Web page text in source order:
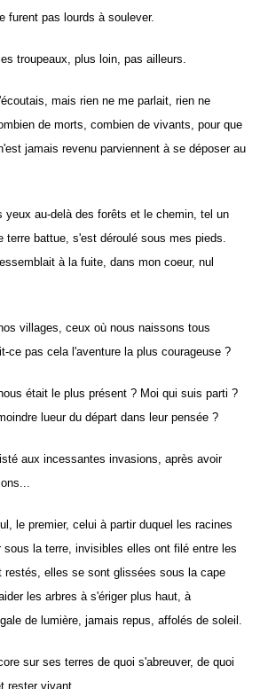
furent pas lourds à soulever.
troupeaux, plus loin, pas ailleurs.
mais rien ne me parlait, rien ne
de morts, combien de vivants, pour que
jamais revenu parviennent à se déposer au
yeux au-delà des forêts et le chemin, tel un
terre battue, s'est déroulé sous mes pieds.
à la fuite, dans mon coeur, nul
villages, ceux où nous naissons tous
ce pas cela l'aventure la plus courageuse ?
était le plus présent ? Moi qui suis parti ?
lueur du départ dans leur pensée ?
aux incessantes invasions, après avoir
le premier, celui à partir duquel les racines
sous la terre, invisibles elles ont filé entre les
restés, elles se sont glissées sous la cape
les arbres à s'ériger plus haut, à
de lumière, jamais repus, affolés de soleil.
sur ses terres de quoi s'abreuver, de quoi
rester vivant...